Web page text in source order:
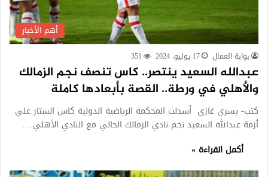
أهم الأخبار
بوابة العمال 17 يوليو، 2024 351
عبدالله السعيد ينتصر.. كاس تنصف نجم الزمالك
والأهلي في ورطة.. القصة بأبعادها كاملة
كتب- يسري غازي أسدلت المحكمة الرياضية الدولية كاس الستار علي
أزمة عبدالله السعيد نجم نادي الزمالك الحالي مع النادي الأهلي.…
أكمل القراءة »